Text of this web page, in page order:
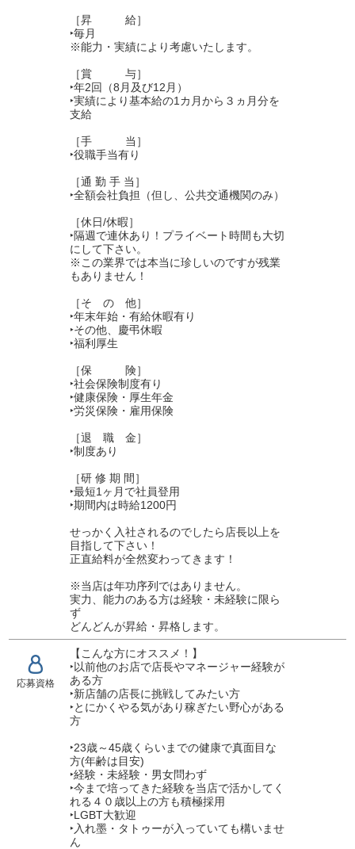
［昇 給］
‣毎月
※能力・実績により考慮いたします。
［賞 与］
‣年2回（8月及び12月）
‣実績により基本給の1カ月から３ヵ月分を
支給
［手 当］
‣役職手当有り
［通 勤 手 当］
‣全額会社負担（但し、公共交通機関のみ）
［休日/休暇］
‣隔週で連休あり！プライベート時間も大切
にして下さい。
※この業界では本当に珍しいのですが残業
もありません！
［そ の 他］
‣年末年始・有給休暇有り
‣その他、慶弔休暇
‣福利厚生
［保 険］
‣社会保険制度有り
‣健康保険・厚生年金
‣労災保険・雇用保険
［退 職 金］
‣制度あり
［研 修 期 間］
‣最短1ヶ月で社員登用
‣期間内は時給1200円
せっかく入社されるのでしたら店長以上を
目指して下さい！
正直給料が全然変わってきます！
※当店は年功序列ではありません。
実力、能力のある方は経験・未経験に限ら
ず
どんどんが昇給・昇格します。
応募資格
【こんな方にオススメ！】
‣以前他のお店で店長やマネージャー経験が
ある方
‣新店舗の店長に挑戦してみたい方
‣とにかくやる気があり稼ぎたい野心がある
方
‣23歳～45歳くらいまでの健康で真面目な
方(年齢は目安)
‣経験・未経験・男女問わず
‣今まで培ってきた経験を当店で活かしてく
れる４０歳以上の方も積極採用
‣LGBT大歓迎
‣入れ墨・タトゥーが入っていても構いませ
ん